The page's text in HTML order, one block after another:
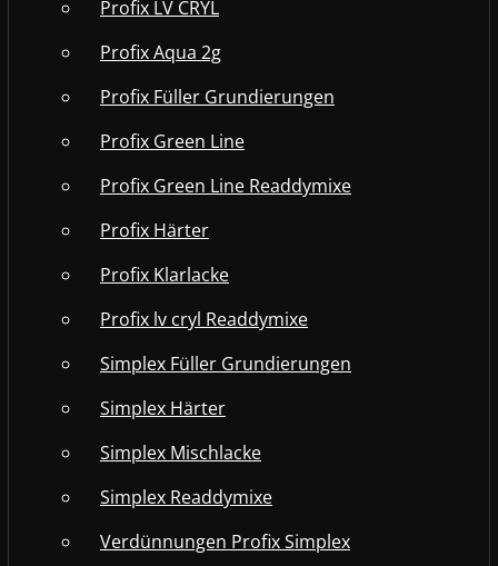
Profix LV CRYL
Profix Aqua 2g
Profix Füller Grundierungen
Profix Green Line
Profix Green Line Readdymixe
Profix Härter
Profix Klarlacke
Profix lv cryl Readdymixe
Simplex Füller Grundierungen
Simplex Härter
Simplex Mischlacke
Simplex Readdymixe
Verdünnungen Profix Simplex